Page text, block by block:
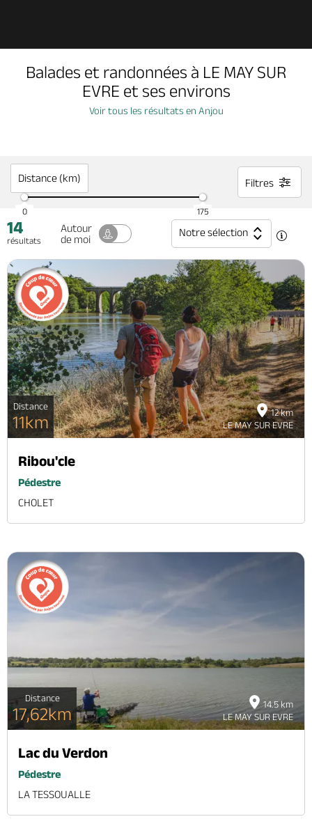
À voir, à faire
Dormir, manger
Séjours, cadeaux
Brochures & Cartes Offices de tourisme Comment venir ? Ecrivez-nous
Balades et randonnées à LE MAY SUR
EVRE et ses environs
Voir tous les résultats en Anjou
Distance (km)
0 175
Filtres
14
résultats
Autour
de moi
Notre sélection
12 km
LE MAY SUR EVRE
Distance
11km
Ribou'cle
Pédestre
CHOLET
14.5 km
LE MAY SUR EVRE
Distance
17,62km
Lac du Verdon
Pédestre
LA TESSOUALLE